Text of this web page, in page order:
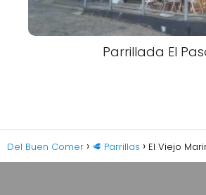
Parrillada El
Del Buen Comer 🥩 Parrillas El Viejo